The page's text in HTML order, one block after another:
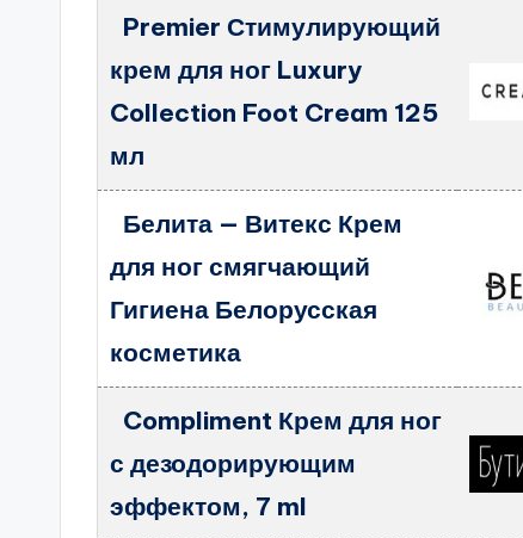
Premier Стимулирующий
крем для ног Luxury
Collection Foot Cream 125
мл
Белита — Витекс Крем
для ног смягчающий
Гигиена Белорусская
косметика
Compliment Крем для ног
с дезодорирующим
эффектом, 7 ml